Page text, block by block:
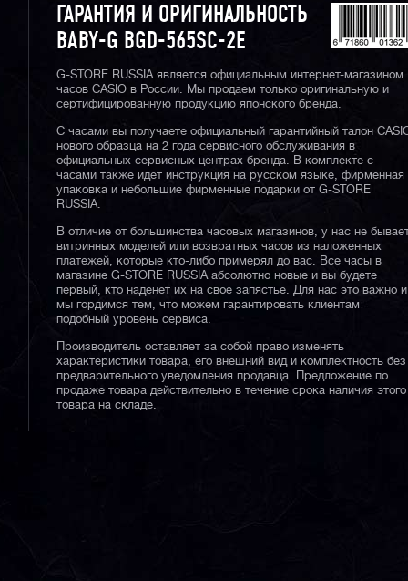
ГАРАНТИЯ И ОРИГИНАЛЬНОСТЬ
BABY-G BGD-565SC-2E
G-STORE RUSSIA является официальным интернет-магазином
часов CASIO в России. Мы продаем только оригинальную и
сертифицированную продукцию японского бренда.
С часами вы получаете официальный гарантийный талон
нового образца на 2 года сервисного обслуживания в
официальных сервисных центрах бренда. В комплекте с
часами также идет инструкция на русском языке, фирменная
упаковка и небольшие фирменные подарки от G-STORE
RUSSIA.
В отличие от большинства часовых магазинов, у нас не
витринных моделей или возвратных часов из наложенных
платежей, которые кто-либо примерял до вас. Все часы в
магазине G-STORE RUSSIA абсолютно новые и вы будете
первый, кто наденет их на свое запястье. Для нас это важно и
мы гордимся тем, что можем гарантировать клиентам
подобный уровень сервиса.
Производитель оставляет за собой право изменять
характеристики товара, его внешний вид и комплектность без
предварительного уведомления продавца. Предложение по
продаже товара действительно в течение срока наличия этого
товара на складе.